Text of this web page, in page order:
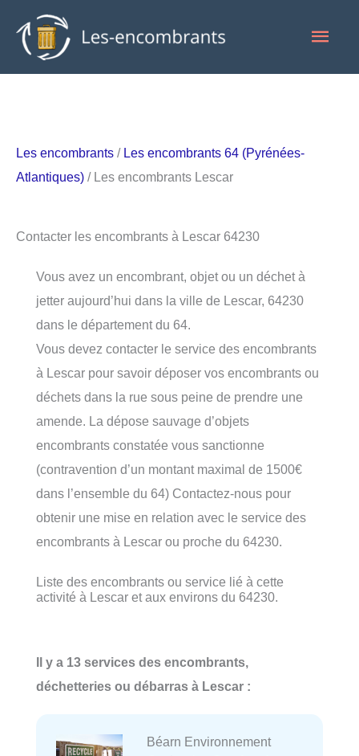
contenu
Les encombrants / Les encombrants 64 (Pyrénées-
Atlantiques) / Les encombrants Lescar
Contacter les encombrants à Lescar 64230
Vous avez un encombrant, objet ou un déchet à
jetter aujourd’hui dans la ville de Lescar, 64230
dans le département du 64.
Vous devez contacter le service des encombrants
à Lescar pour savoir déposer vos encombrants ou
déchets dans la rue sous peine de prendre une
amende. La dépose sauvage d’objets
encombrants constatée vous sanctionne
(contravention d’un montant maximal de 1500€
dans l’ensemble du 64) Contactez-nous pour
obtenir une mise en relation avec le service des
encombrants à Lescar ou proche du 64230.
Liste des encombrants ou service lié à cette
activité à Lescar et aux environs du 64230.
Il y a 13 services des encombrants,
déchetteries ou débarras à Lescar :
Béarn Environnement